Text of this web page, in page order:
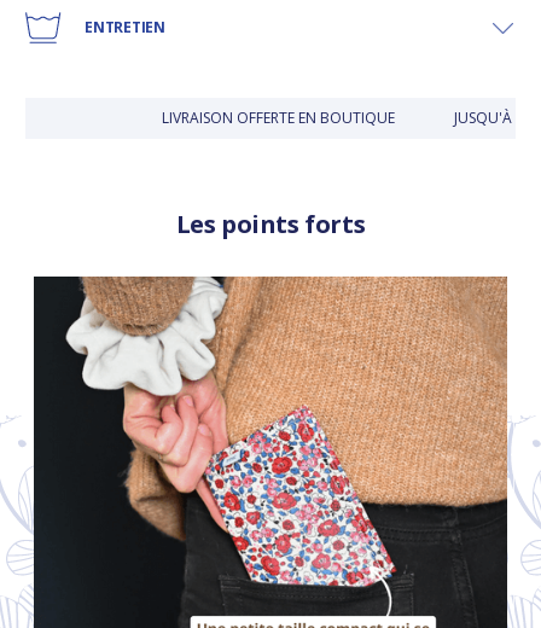
ENTRETIEN
LIVRAISON OFFERTE EN BOUTIQUE JUSQU'À 30
Les points forts